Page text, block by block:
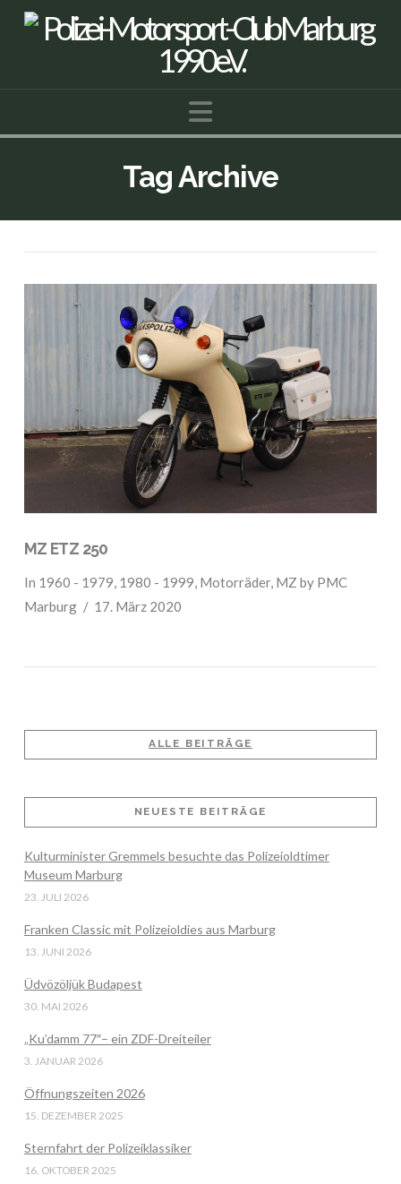
Navigation
Tag Archive
VIEW POST
MZ ETZ 250
In 1960 - 1979, 1980 - 1999, Motorräder, MZ by PMC
Marburg
17. März 2020
ALLE BEITRÄGE
NEUESTE BEITRÄGE
Kulturminister Gremmels besuchte das Polizeioldtimer
Museum Marburg
23. JULI 2026
Franken Classic mit Polizeioldies aus Marburg
13. JUNI 2026
Üdvözöljük Budapest
30. MAI 2026
„Ku’damm 77″– ein ZDF-Dreiteiler
3. JANUAR 2026
Öffnungszeiten 2026
15. DEZEMBER 2025
Sternfahrt der Polizeiklassiker
16. OKTOBER 2025